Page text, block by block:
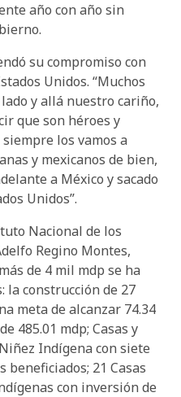
año con año sin
su compromiso con
Unidos. “Muchos
y allá nuestro cariño,
que son héroes y
los vamos a
y mexicanos de bien,
a México y sacado
Unidos”.
Nacional de los
Regino Montes,
de 4 mil mdp se ha
construcción de 27
meta de alcanzar 74.34
485.01 mdp; Casas y
Indígena con siete
beneficiados; 21 Casas
con inversión de